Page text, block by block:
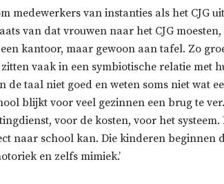
medewerkers van instanties als het CJG
van dat vrouwen naar het CJG
kantoor, maar gewoon aan tafel. Zo
vaak in een symbiotische relatie met
de taal niet goed en weten soms niet wat
blijkt voor veel gezinnen een brug te
voor de kosten, voor het
naar school kan. Die kinderen beginnen
en zelfs mimiek.’